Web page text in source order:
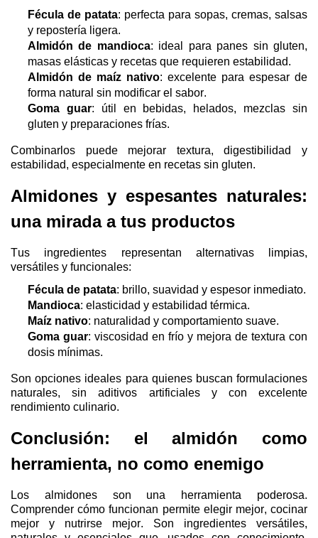
Fécula de patata: perfecta para sopas, cremas, salsas
y repostería ligera.
Almidón de mandioca: ideal para panes sin gluten,
masas elásticas y recetas que requieren estabilidad.
Almidón de maíz nativo: excelente para espesar de
forma natural sin modificar el sabor.
Goma guar: útil en bebidas, helados, mezclas sin
gluten y preparaciones frías.
Combinarlos puede mejorar textura, digestibilidad y
estabilidad, especialmente en recetas sin gluten.
Almidones y espesantes naturales:
una mirada a tus productos
Tus ingredientes representan alternativas limpias,
versátiles y funcionales:
Fécula de patata: brillo, suavidad y espesor inmediato.
Mandioca: elasticidad y estabilidad térmica.
Maíz nativo: naturalidad y comportamiento suave.
Goma guar: viscosidad en frío y mejora de textura con
dosis mínimas.
Son opciones ideales para quienes buscan formulaciones
naturales, sin aditivos artificiales y con excelente
rendimiento culinario.
Conclusión: el almidón como
herramienta, no como enemigo
Los almidones son una herramienta poderosa.
Comprender cómo funcionan permite elegir mejor, cocinar
mejor y nutrirse mejor. Son ingredientes versátiles,